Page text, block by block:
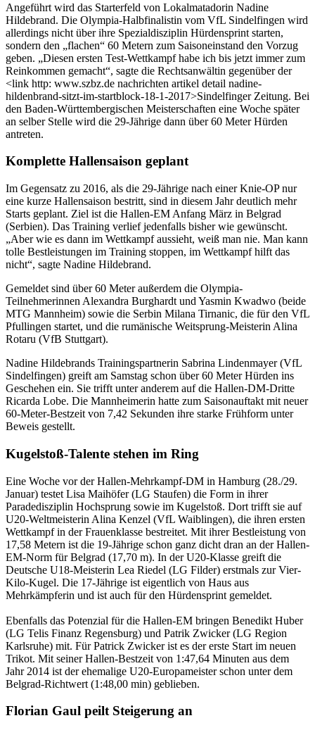
Angeführt wird das Starterfeld von Lokalmatadorin Nadine
Hildebrand. Die Olympia-Halbfinalistin vom VfL Sindelfingen wird
allerdings nicht über ihre Spezialdisziplin Hürdensprint starten,
sondern den „flachen“ 60 Metern zum Saisoneinstand den Vorzug
geben. „Diesen ersten Test-Wettkampf habe ich bis jetzt immer zum
Reinkommen gemacht“, sagte die Rechtsanwältin gegenüber der
<link http: www.szbz.de nachrichten artikel detail nadine-
hildenbrand-sitzt-im-startblock-18-1-2017>Sindelfinger Zeitung. Bei
den Baden-Württembergischen Meisterschaften eine Woche später
an selber Stelle wird die 29-Jährige dann über 60 Meter Hürden
antreten.
Komplette Hallensaison geplant
Im Gegensatz zu 2016, als die 29-Jährige nach einer Knie-OP nur
eine kurze Hallensaison bestritt, sind in diesem Jahr deutlich mehr
Starts geplant. Ziel ist die Hallen-EM Anfang März in Belgrad
(Serbien). Das Training verlief jedenfalls bisher wie gewünscht.
„Aber wie es dann im Wettkampf aussieht, weiß man nie. Man kann
tolle Bestleistungen im Training stoppen, im Wettkampf hilft das
nicht“, sagte Nadine Hildebrand.
Gemeldet sind über 60 Meter außerdem die Olympia-
Teilnehmerinnen Alexandra Burghardt und Yasmin Kwadwo (beide
MTG Mannheim) sowie die Serbin Milana Tirnanic, die für den VfL
Pfullingen startet, und die rumänische Weitsprung-Meisterin Alina
Rotaru (VfB Stuttgart).
Nadine Hildebrands Trainingspartnerin Sabrina Lindenmayer (VfL
Sindelfingen) greift am Samstag schon über 60 Meter Hürden ins
Geschehen ein. Sie trifft unter anderem auf die Hallen-DM-Dritte
Ricarda Lobe. Die Mannheimerin hatte zum Saisonauftakt mit neuer
60-Meter-Bestzeit von 7,42 Sekunden ihre starke Frühform unter
Beweis gestellt.
Kugelstoß-Talente stehen im Ring
Eine Woche vor der Hallen-Mehrkampf-DM in Hamburg (28./29.
Januar) testet Lisa Maihöfer (LG Staufen) die Form in ihrer
Paradedisziplin Hochsprung sowie im Kugelstoß. Dort trifft sie auf
U20-Weltmeisterin Alina Kenzel (VfL Waiblingen), die ihren ersten
Wettkampf in der Frauenklasse bestreitet. Mit ihrer Bestleistung von
17,58 Metern ist die 19-Jährige schon ganz dicht dran an der Hallen-
EM-Norm für Belgrad (17,70 m). In der U20-Klasse greift die
Deutsche U18-Meisterin Lea Riedel (LG Filder) erstmals zur Vier-
Kilo-Kugel. Die 17-Jährige ist eigentlich von Haus aus
Mehrkämpferin und ist auch für den Hürdensprint gemeldet.
Ebenfalls das Potenzial für die Hallen-EM bringen Benedikt Huber
(LG Telis Finanz Regensburg) und Patrik Zwicker (LG Region
Karlsruhe) mit. Für Patrick Zwicker ist es der erste Start im neuen
Trikot. Mit seiner Hallen-Bestzeit von 1:47,64 Minuten aus dem
Jahr 2014 ist der ehemalige U20-Europameister schon unter dem
Belgrad-Richtwert (1:48,00 min) geblieben.
Florian Gaul peilt Steigerung an